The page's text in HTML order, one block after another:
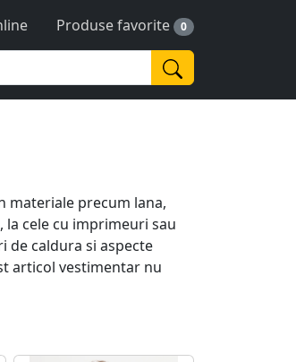
Produse favorite 0
materiale precum lana,
la cele cu imprimeuri sau
de caldura si aspecte
articol vestimentar nu